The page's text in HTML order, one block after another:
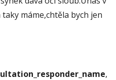
máme,chtěla bych jen
,